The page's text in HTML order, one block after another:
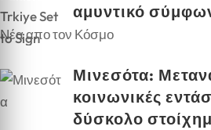
αμυντικό
Νέα απο τον Κόσμο
Μινεσότα:
κοινωνικές
δύσκολο